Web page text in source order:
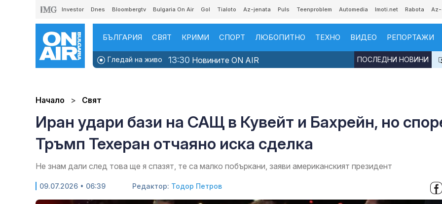
Investor Dnes Bloombergtv Bulgaria On Air Gol Tialoto Az-jenata Puls Teenproblem Automedia Imoti.net Rabota
БЪЛГАРИЯ СВЯТ КРИМИ СПОРТ ЛЮБОПИТНО ТЕХНО ВИДЕО РЕПОРТАЖИ
Гледай на живо 13:30 Новините ON AIR ПОСЛЕДНИ НОВИНИ
Начало Свят
Иран удари бази на САЩ в Кувейт и Бахрейн, но
Тръмп Техеран отчаяно иска сделка
Не знам дали след това ще я спазят, те са малко побъркани, заяви американският президент
09.07.2026 • 06:39 Редактор: Тодор Петров